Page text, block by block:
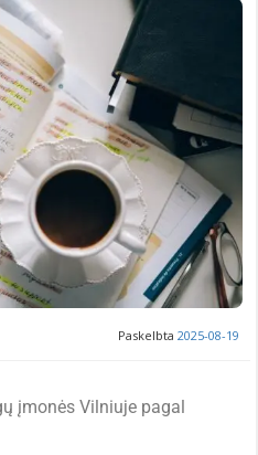
Paskelbta 2025-08-19
įmonės Vilniuje pagal